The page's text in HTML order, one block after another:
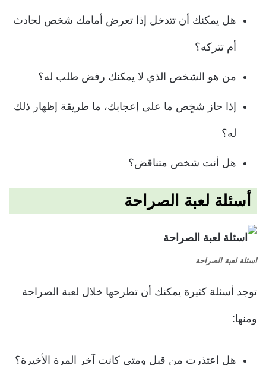
هل يمكنك أن تتدخل إذا تعرض أمامك شخص لحادث
أم تتركه؟
من هو الشخص الذي لا يمكنك رفض طلب له؟
إذا حاز شخٍص ما على إعجابك، ما طريقة إظهار ذلك
له؟
هل أنت شخص متناقض؟
أسئلة لعبة الصراحة
اسئلة لعبة الصراحة
توجد أسئلة كثيرة يمكنك أن تطرحها خلال لعبة الصراحة
ومنها:
هل اعتذرت من قبل ومتى كانت آخر المرة الأخيرة؟